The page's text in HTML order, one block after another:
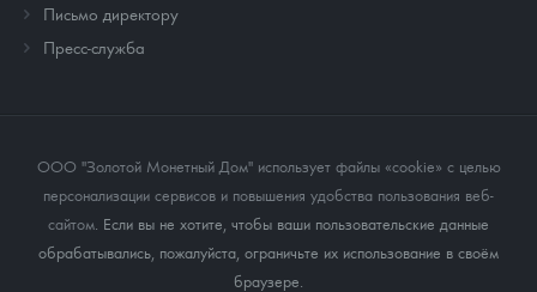
Письмо директору
Пресс-служба
ООО "Золотой Монетный Дом" использует файлы «cookie» с целью
персонализации сервисов и повышения удобства пользования веб-
сайтом . Если вы не хотите, чтобы ваши пользовательские данные
обрабатывались, пожалуйста, ограничьте их использование в своём
браузере.